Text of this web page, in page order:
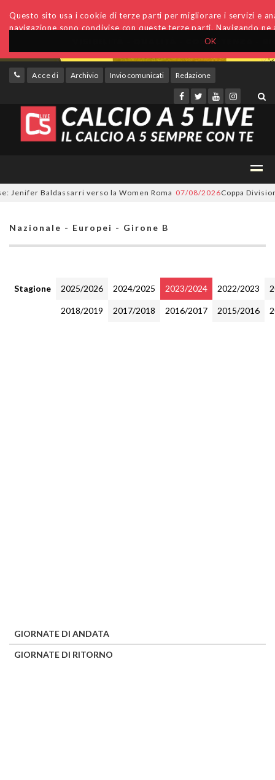
OK
Questo sito usa i cookie di terze parti per migliorare i servizi e
navigazione sono condivise con queste terze parti. Navigando
Accedi Archivio Invio comunicati Redazione
Baldassarri verso la Women Roma 07/08/2026 Coppa
Nazionale - Europei - Girone B
Stagione 2025/2026 2024/2025 2023/2024 2022/2023
2018/2019 2017/2018 2016/2017 2015/2016
GIORNATE DI ANDATA
GIORNATE DI RITORNO